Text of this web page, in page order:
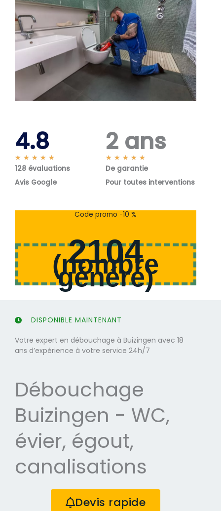
4.8
★ ★ ★ ★ ★
o
s
128 évaluations
Avis Google
2 ans
★ ★ ★ ★ ★
o
s
De garantie
Pour toutes interventions
Code promo -10 %
2104
(nombre
généré)
DISPONIBLE MAINTENANT
Votre expert en débouchage à Buizingen avec 18
ans d’expérience à votre service 24h/7
Débouchage
Buizingen - WC,
évier, égout,
canalisations
Devis rapide